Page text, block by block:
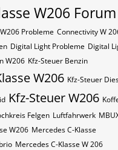
W206 Forum
Probleme Connectivity W
Digital Light Probleme Digital
W206 Kfz-Steuer Benzin
W206 Kfz-Steuer
Kfz-Steuer W206
Felgen Luftfahrwerk
W206 Mercedes C-Klasse
Mercedes C-Klasse W 206